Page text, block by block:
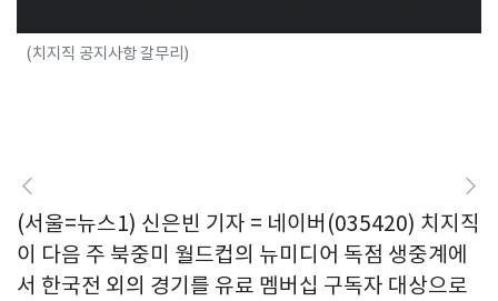
(치지직 공지사항 갈무리)
(서울=뉴스1) 신은빈 기자 = 네이버(035420) 치지직
이 다음 주 북중미 월드컵의 뉴미디어 독점 생중계에
서 한국전 외의 경기를 유료 멤버십 구독자 대상으로